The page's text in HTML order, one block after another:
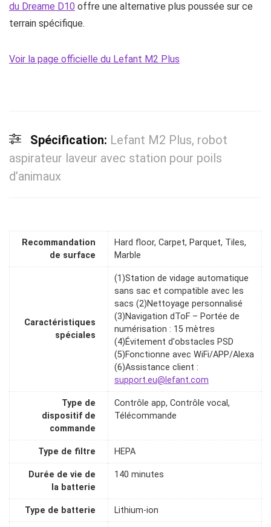
du Dreame D10 offre une alternative plus poussée sur ce
terrain spécifique.
Voir la page officielle du Lefant M2 Plus
Spécification: Lefant M2 Plus, robot
aspirateur laveur avec station pour poils
d’animaux
Recommandation
de surface
Hard floor, Carpet, Parquet, Tiles,
Marble
Caractéristiques
spéciales
(1)Station de vidage automatique
sans sac et compatible avec les
sacs (2)Nettoyage personnalisé
(3)Navigation dToF – Portée de
numérisation : 15 mètres
(4)Évitement d'obstacles PSD
(5)Fonctionne avec WiFi/APP/Alexa
(6)Assistance client :
support.eu@lefant.com
Type de
dispositif de
commande
Contrôle app, Contrôle vocal,
Télécommande
Type de filtre HEPA
Durée de vie de
la batterie
140 minutes
Type de batterie Lithium-ion